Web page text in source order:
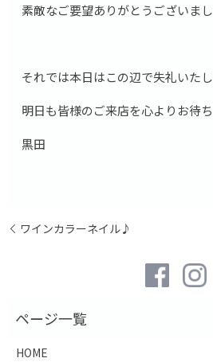
素敵なご要望ありがとうございまし
それでは本日はこの辺で失礼いた
明日も皆様のご来店を心よりお待
黒田
ワインカラーネイル♪
HOME